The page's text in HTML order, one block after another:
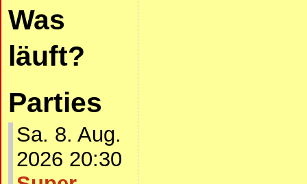
Was
läuft?
Parties
Sa. 8. Aug.
2026 20:30